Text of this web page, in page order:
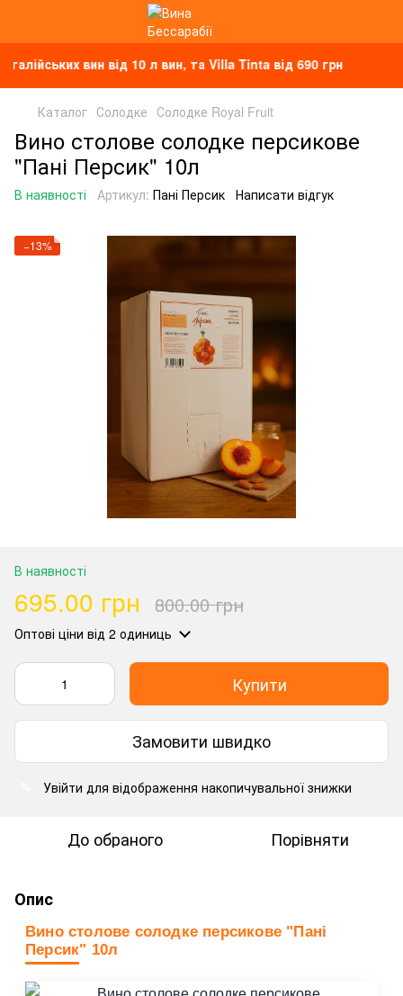
вин від 10 л вин, та Villa Tinta від 690 грн
Каталог Солодке Солодке Royal Fruit
Вино столове солодке персикове
"Пані Персик" 10л
В наявності Артикул: Пані Персик Написати відгук
−13%
В наявності
695.00 грн 800.00 грн
Оптові ціни від 2 одиниць
Купити
Замовити швидко
Увійти для відображення накопичувальної знижки
До обраного Порівняти
Опис
Вино столове солодке персикове "Пані
Персик" 10л